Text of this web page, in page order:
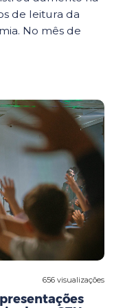
de leitura da
No mês de
656 visualizações